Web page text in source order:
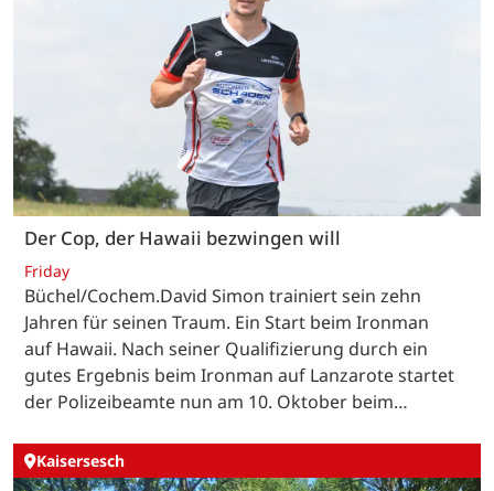
Der Cop, der Hawaii bezwingen will
Friday
Büchel/Cochem.David Simon trainiert sein zehn
Jahren für seinen Traum. Ein Start beim Ironman
auf Hawaii. Nach seiner Qualifizierung durch ein
gutes Ergebnis beim Ironman auf Lanzarote startet
der Polizeibeamte nun am 10. Oktober beim…
Kaisersesch